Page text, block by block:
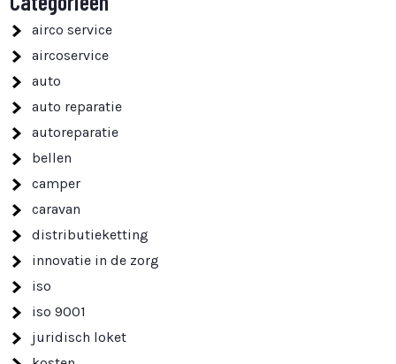
airco service
aircoservice
auto
auto reparatie
autoreparatie
bellen
camper
caravan
distributieketting
innovatie in de zorg
iso
iso 9001
juridisch loket